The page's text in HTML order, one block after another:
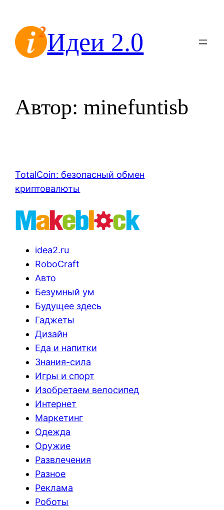
содержимомуИдеи 2.0
Автор: minefuntisb
TotalCoin: безопасный обмен
криптовалюты
idea2.ru
RoboCraft
Авто
Безумный ум
Будущее здесь
Гаджеты
Дизайн
Еда и напитки
Знания-сила
Игры и спорт
Изобретаем велосипед
Интернет
Маркетинг
Одежда
Оружие
Развлечения
Разное
Реклама
Роботы